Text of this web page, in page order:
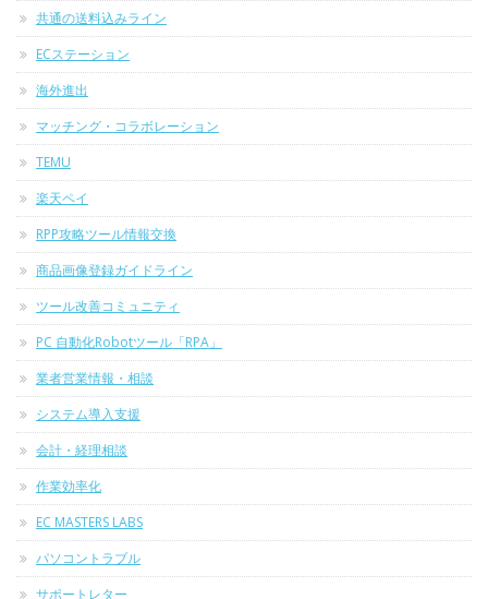
共通の送料込みライン
ECステーション
海外進出
マッチング・コラボレーション
TEMU
楽天ペイ
RPP攻略ツール情報交換
商品画像登録ガイドライン
ツール改善コミュニティ
PC 自動化Robotツール「RPA」
業者営業情報・相談
システム導入支援
会計・経理相談
作業効率化
EC MASTERS LABS
パソコントラブル
サポートレター